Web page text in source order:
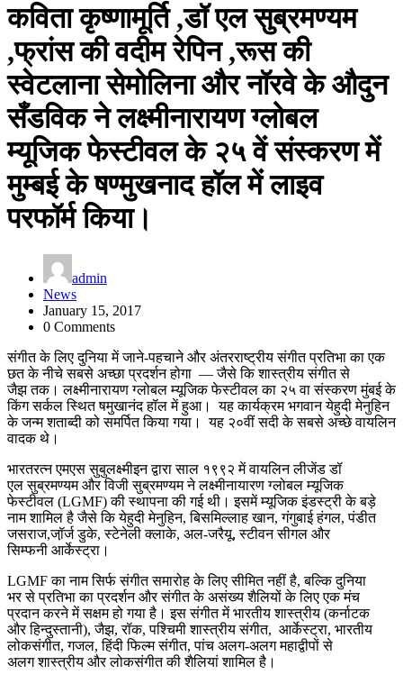
कविता कृष्णामूर्ति ,डॉ एल सुब्रमण्यम
,फ्रांस की वदीम रेपिन ,रूस की
स्वेटलाना सेमोलिना और नॉरवे के औदुन
सँडविक ने लक्ष्मीनारायण ग्लोबल
म्यूजिक फेस्टीवल के २५ वें संस्करण में
मुम्बई के षण्मुखनाद हॉल में लाइव
परफॉर्म किया।
admin
News
January 15, 2017
0 Comments
संगीत के लिए दुनिया में जाने-पहचाने और अंतरराष्ट्रीय संगीत प्रतिभा का एक
छत के नीचे सबसे अच्छा प्रदर्शन होगा — जैसे कि शास्त्रीय संगीत से
जैझ तक। लक्ष्मीनारायण ग्लोबल म्यूजिक फेस्टीवल का २५ वा संस्करण मुंबई के
किंग सर्कल स्थित षमुखानंद हॉल में हुआ। यह कार्यक्रम भगवान येहुदी मेनुहिन
के जन्म शताब्दी को समर्पित किया गया। यह २०वीं सदी के सबसे अच्छे वायलिन
वादक थे।
भारतरत्न एमएस सुबुलक्ष्मीइन द्वारा साल १९९२ में वायलिन लीजेंड डॉ
एल सुब्रमण्यम और विजी सुब्रमण्यम ने लक्ष्मीनायारण ग्लोबल म्यूजिक
फेस्टीवल (LGMF) की स्थापना की गई थी। इसमें म्यूजिक इंडस्ट्री के बड़े
नाम शामिल है जैसे कि येहुदी मेनुहिन, बिसमिल्लाह खान, गंगुबाई हंगल, पंडीत
जसराज,जॉ़र्ज डुके, स्टेनेली क्लाके, अल-जरैयू, स्टीवन सीगल और
सिम्फनी आर्केस्ट्रा।
LGMF का नाम सिर्फ संगीत समारोह के लिए सीमित नहीं है, बल्कि दुनिया
भर से प्रतिभा का प्रदर्शन और संगीत के असंख्य शैलियों के लिए एक मंच
प्रदान करने में सक्षम हो गया है। इस संगीत में भारतीय शास्त्रीय (कर्नाटक
और हिन्दुस्तानी), जैझ, रॉक, पश्चिमी शास्त्रीय संगीत, आर्केस्ट्रा, भारतीय
लोकसंगीत, गजल, हिंदी फिल्म संगीत, पांच अलग-अलग महाद्वीपों से
अलग शास्त्रीय और लोकसंगीत की शैलियां शामिल है।